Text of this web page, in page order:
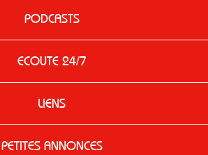
PODCASTS
ECOUTE 24/7
LIENS
PETITES ANNONCES